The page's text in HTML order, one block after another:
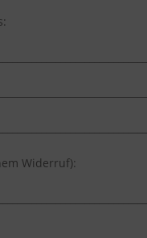
Widerruf):